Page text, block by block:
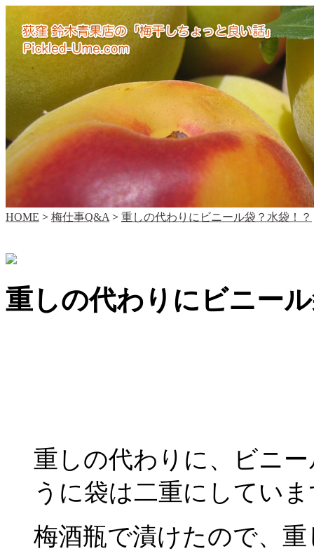
HOME > 梅仕事Q&A > 重しの代わりにビニール袋？水袋！？
重しの代わりにビニー
重しの代わりに、ビニ
うに袋は二重にしてい
梅酒瓶で漬けたので、